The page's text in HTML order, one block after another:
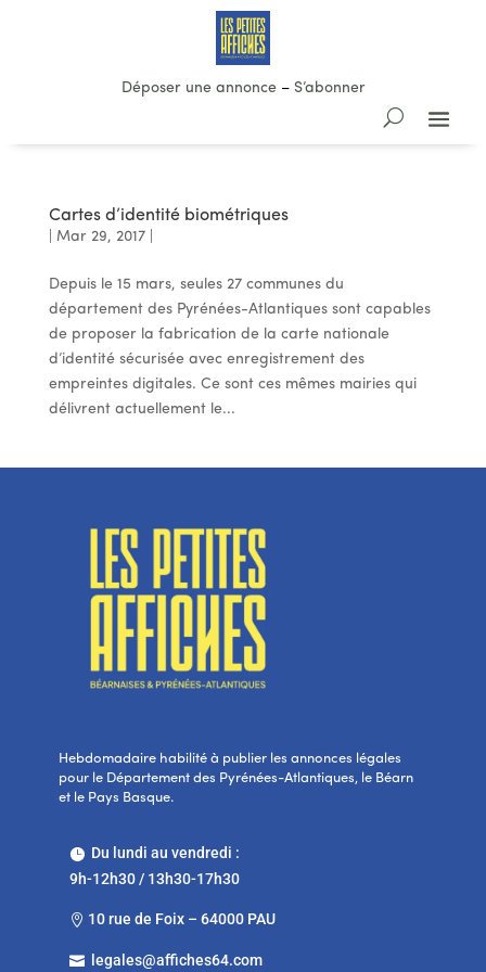
Déposer une annonce– S’abonner
Cartes d’identité biométriques
Mar 29, 2017|
Depuis le 15 mars, seules 27 communes du
département des Pyrénées-Atlantiques sont capables
de proposer la fabrication de la carte nationale
d’identité sécurisée avec enregistrement des
empreintes digitales. Ce sont ces mêmes mairies qui
délivrent actuellement le...
Hebdomadaire habilité à publier les annonces légales
pour le Département des Pyrénées-Atlantiques, le Béarn
et le Pays Basque.
Du lundi au vendredi :
9h-12h30 / 13h30-17h30
 10 rue de Foix – 64000 PAU
 legales@affiches64.com